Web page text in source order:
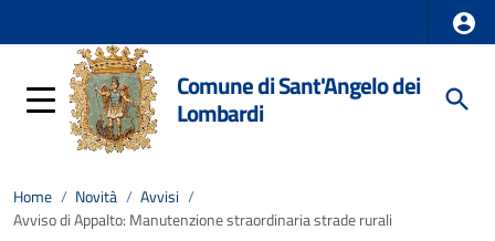
Comune di Sant'Angelo dei
Lombardi
Home / Novità / Avvisi /
Avviso di Appalto: Manutenzione straordinaria strade rurali